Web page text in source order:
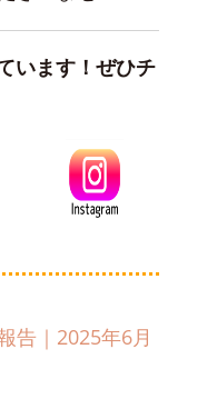
います！ぜひチ
告｜2025年6月